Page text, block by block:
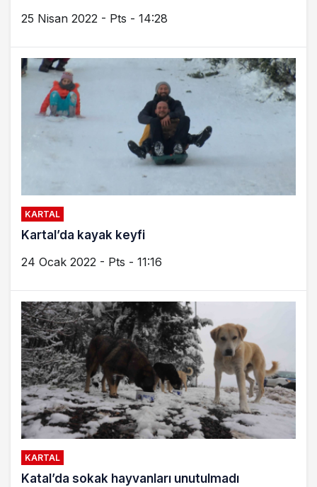
25 Nisan 2022 - Pts - 14:28
KARTAL
Kartal’da kayak keyfi
24 Ocak 2022 - Pts - 11:16
KARTAL
Katal’da sokak hayvanları unutulmadı